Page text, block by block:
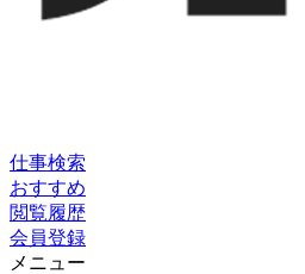
仕事検索
おすすめ
閲覧履歴
会員登録
メニュー